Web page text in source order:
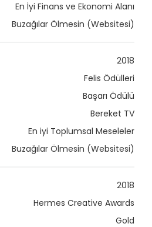
En İyi Finans ve Ekonomi Alanı
Buzağılar Ölmesin (Websitesi)
2018
Felis Ödülleri
Başarı Ödülü
Bereket TV
En iyi Toplumsal Meseleler
Buzağılar Ölmesin (Websitesi)
2018
Hermes Creative Awards
Gold